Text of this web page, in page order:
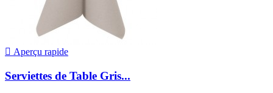
 Aperçu rapide
Serviettes de Table Gris...